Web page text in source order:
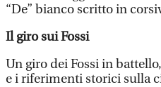
“De” bianco scritto in
Il giro sui Fossi
Un giro dei Fossi in
e i riferimenti storici sulla